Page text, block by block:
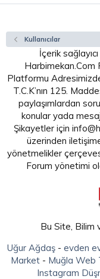
Kullanıcılar
İçerik
Harbimekan.Com
Platformu
T.C.K’nın 125.
paylaşımlardan
konular yada
Şikayetler için
üzerinden
yönetmelikler
Forum yönetimi
Bu Site, Bilim
Uğur Ağdaş- evden
Market - Muğla Web
Instagram